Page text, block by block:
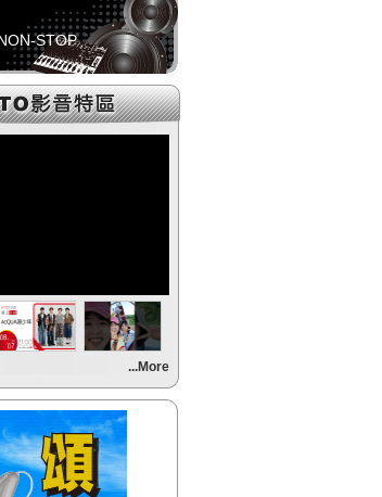
STOP
【HitFm正在進行】
(中部)
(南部)
不睡週末夜-童童
【HitFm正在進行】
(宜蘭)
音樂不夜城
...More